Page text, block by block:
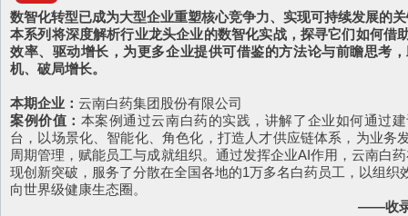
数智化转型已成为大型企业重塑核心竞争力、实现可持续发展的
本系列将深度解析行业龙头企业的数智化实战，探寻它们如何借
效率、驱动增长，为更多企业提供可借鉴的方法论与前瞻思考
机、破局增长。
本期企业： 云南白药集团股份有限公司
案例价值： 本案例通过云南白药的实践，讲解了企业如何通过
台，以场景化、智能化、角色化，打造人才供应链体系，为业务
周期管理，赋能员工与成就组织。通过发挥企业AI作用，云南白
现创新突破，服务了分散在全国各地的1万多名白药员工，以组织
向世界级健康生态圈。
——收录